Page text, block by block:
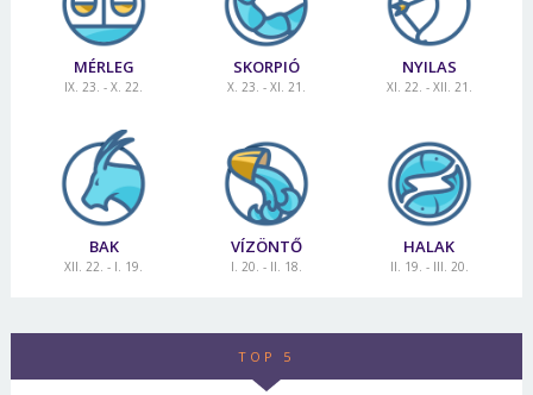
MÉRLEG
IX. 23. - X. 22.
SKORPIÓ
X. 23. - XI. 21.
NYILAS
XI. 22. - XII. 21.
BAK
XII. 22. - I. 19.
VÍZÖNTŐ
I. 20. - II. 18.
HALAK
II. 19. - III. 20.
TOP 5